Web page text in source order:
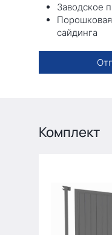
Заводское
сайдинга
Комплект